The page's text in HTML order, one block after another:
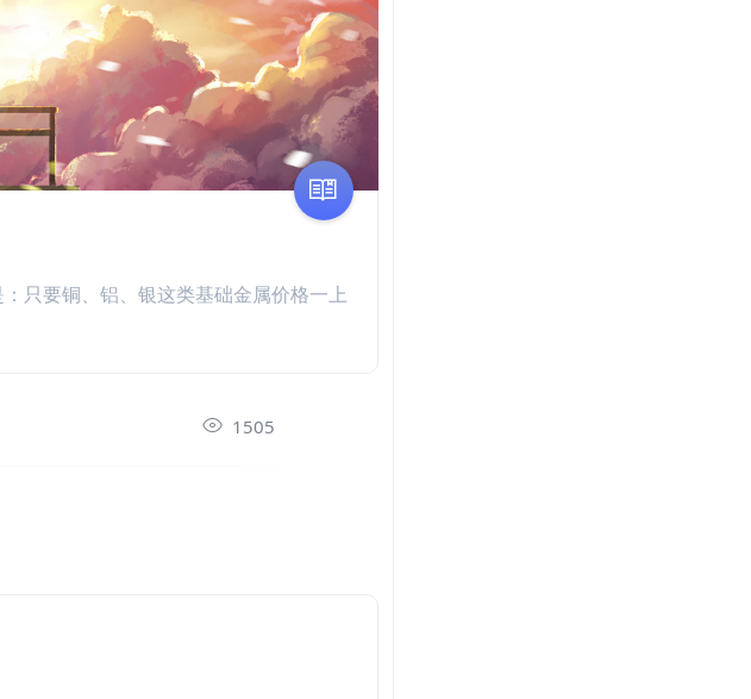
只要铜、铝、银这类基础金属价格一上
1505